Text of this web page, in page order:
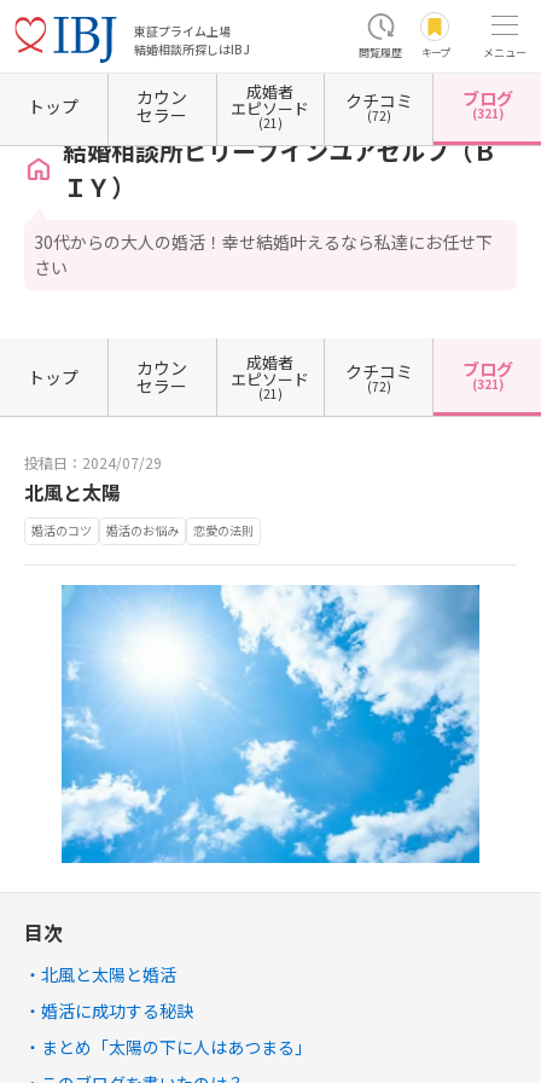
東証プライム上場
結婚相談所探しはIBJ
閲覧履歴 キープ メニュー
ホーム 大阪府の結婚相談所 大阪府大阪市 大阪府大阪市住吉区 結婚相談所ビリーブ
結婚相談所ビリーブインユアセルフ（Ｂ
ＩＹ）
30代からの大人の婚活！幸せ結婚叶えるなら私達にお任せ下
さい
トップ カウン
セラー
成婚者
エピソード
(21)
クチコミ
(72)
ブログ
(321)
トップ カウン
セラー
成婚者
エピソード
(21)
クチコミ
(72)
ブログ
(321)
投稿日：2024/07/29
北風と太陽
婚活のコツ 婚活のお悩み 恋愛の法則
目次
北風と太陽と婚活
婚活に成功する秘訣
まとめ「太陽の下に人はあつまる」